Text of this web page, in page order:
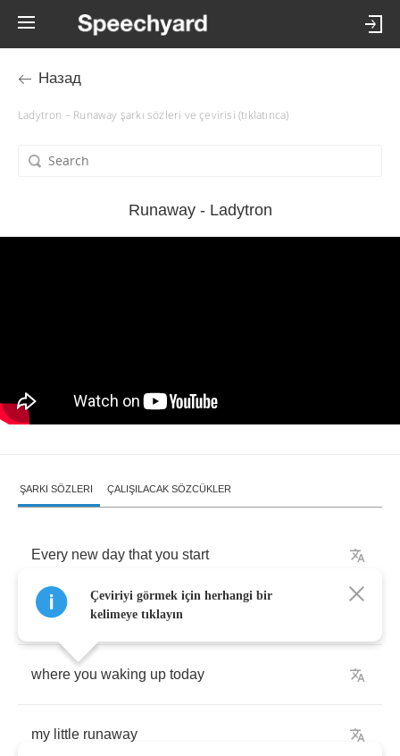
Назад
Ladytron – Runaway şarkı sözleri ve çevirisi (tıklatınca)
Runaway - Ladytron
ŞARKI SÖZLERI ÇALIŞILACAK SÖZCÜKLER
Every new day that you start
plans minute you're flagging
where you waking up today
my little runaway
Çeviriyi görmek için herhangi bir
kelimeye tıklayın